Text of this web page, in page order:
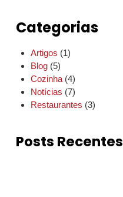
Categorias
Artigos (1)
Blog (5)
Cozinha (4)
Notícias (7)
Restaurantes (3)
Posts Recentes